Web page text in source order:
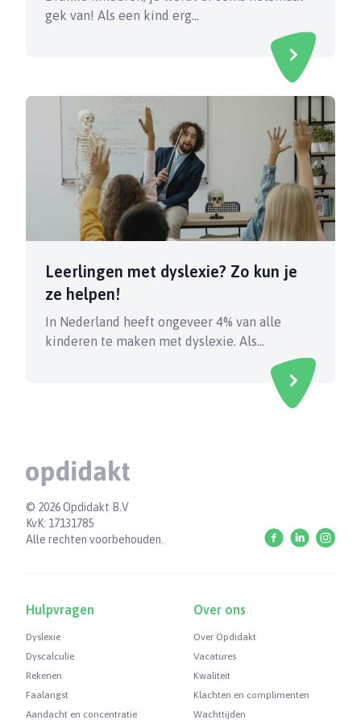
gek van! Als een kind erg…
Leerlingen met dyslexie? Zo kun je
ze helpen!
In Nederland heeft ongeveer 4% van alle
kinderen te maken met dyslexie. Als…
© 2026 Opdidakt B.V
KvK: 17131785
Alle rechten voorbehouden.
Facebook
Linkedin
Hulpvragen
Dyslexie
Dyscalculie
Rekenen
Faalangst
Aandacht en concentratie
Over ons
Over Opdidakt
Vacatures
Kwaliteit
Klachten en complimenten
Wachttijden